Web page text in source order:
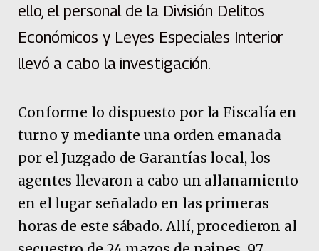
ello, el personal de la División Delitos
Económicos y Leyes Especiales Interior
llevó a cabo la investigación.
Conforme lo dispuesto por la Fiscalía en
turno y mediante una orden emanada
por el Juzgado de Garantías local, los
agentes llevaron a cabo un allanamiento
en el lugar señalado en las primeras
horas de este sábado. Allí, procedieron al